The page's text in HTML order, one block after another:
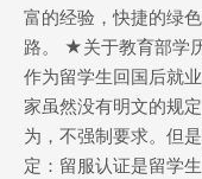
富的经验，快捷的绿
路。 ★关于教育部学
作为留学生回国后就
家虽然没有明文的规
为，不强制要求。但
定：留服认证是留学